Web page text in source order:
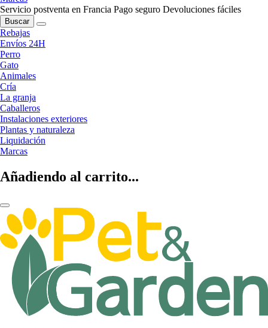
Servicio postventa en Francia Pago seguro Devoluciones fáciles
Buscar
Rebajas
Envíos 24H
Perro
Gato
Animales
Cría
La granja
Caballeros
Instalaciones exteriores
Plantas y naturaleza
Liquidación
Marcas
Añadiendo al carrito...